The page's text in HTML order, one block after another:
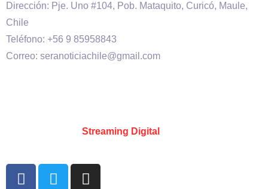
Dirección: Pje. Uno #104, Pob. Mataquito, Curicó, Maule,
Chile
Teléfono: +56 9 85958843
Correo: seranoticiachile@gmail.com
Streaming Digital